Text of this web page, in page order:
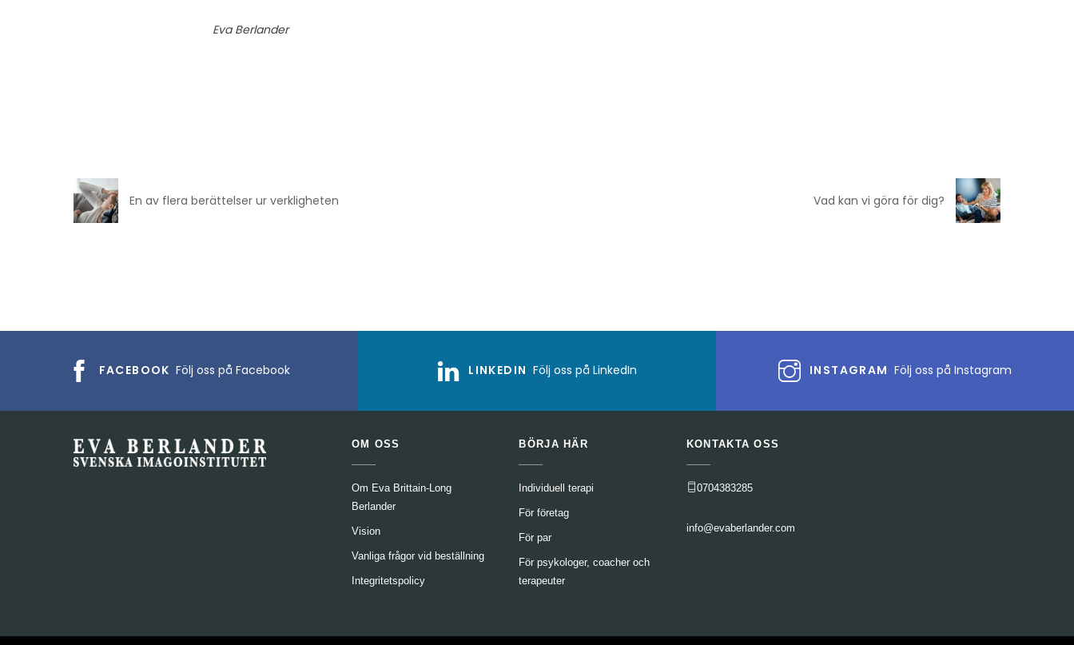
Eva Berlander
En av flera berättelser ur verkligheten Vad kan vi göra för dig?
FACEBOOK Följ oss på Facebook LINKEDIN Följ oss på LinkedIn INSTAGRAM Följ oss på Instagram
OM OSS
Om Eva Brittain-Long
Berlander
Vision
Vanliga frågor vid beställning
Integritetspolicy
BÖRJA HÄR
Individuell terapi
För företag
För par
För psykologer, coacher och
terapeuter
KONTAKTA OSS
0704383285
info@evaberlander.com